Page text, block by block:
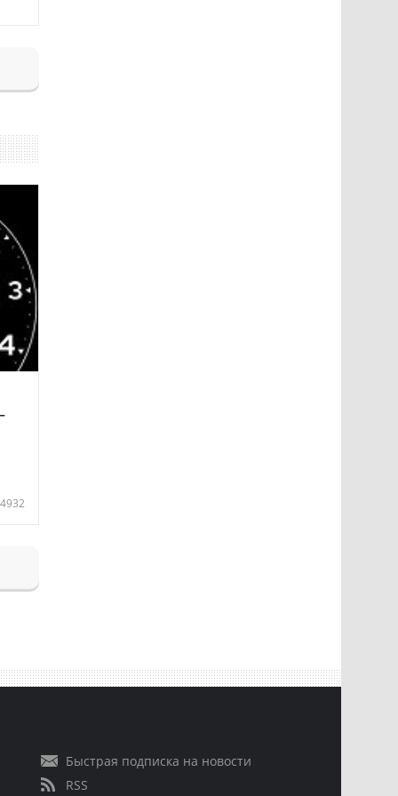
4932
Быстрая подписка на новости
RSS